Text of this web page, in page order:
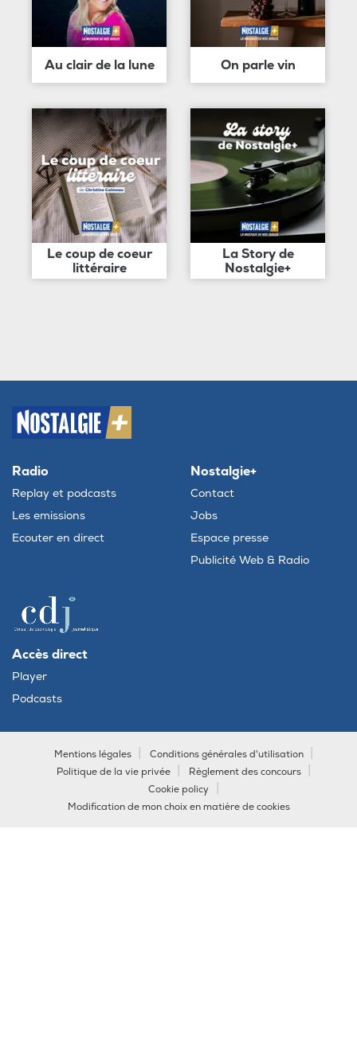
Au clair de la lune On parle vin
Le coup de coeur
littéraire
La Story de
Nostalgie+
Radio
Replay et podcasts
Les emissions
Ecouter en direct
Nostalgie+
Contact
Jobs
Espace presse
Publicité Web & Radio
Accès direct
Player
Podcasts
Mentions légales
Conditions générales d'utilisation
Politique de la vie privée
Règlement des concours
Cookie policy
Modification de mon choix en matière de cookies